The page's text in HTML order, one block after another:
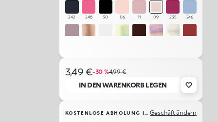
242 248 30 06 11 09 235 246
21 25 03 20 243 240
251 14 24 26 10 232 233 245
3,49 €-30 %4,99 €
IN DEN WARENKORB LEGEN
KOSTENLOSE ABHOLUNG IM GESCHÄFT Geschäft ändern